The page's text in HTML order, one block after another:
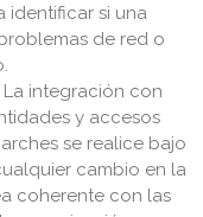
identificar si una
de red o
La integración con
y accesos
se realice bajo
cambio en la
coherente con las